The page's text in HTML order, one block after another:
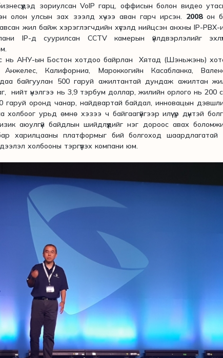
зориулсан VoIP гарц, оффисын болон видео
олон улсын зах зээлд хүчээ аван гарч ирсэн. 2008он
жил байж хэрэглэгчдийн хүсэлд нийцсэн анхны IP-PBX-
IP-д суурилсан CCTV камерын үйлдвэрлэлийг
нь АНУ-ын Бостон хотдоо байрлан Хятад (Шэньжэнь)
Калифорниа, Мароккогийн Касабланка,
байгуулан 500 гаруй ажилтантай дундаж ажилтан
нийт үнэлгээ нь 3,9 тэрбум доллар, жилийн орлого нь 200
гаруй оронд чанар, найдвартай байдал, инновацын
холбоог урьд өмнө хэзээ ч байгаагүйгээр илүү үр дүнтэй
аюулгүй байдлын шийдлүүдийг нэг дороос авах
харилцааны платформыг бий болгоход шаардлагатай
холбооны тэргүүлэх компани юм.